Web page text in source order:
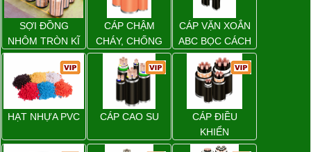
SỢI ĐỒNG
NHÔM TRÒN KĨ
THUẬT ĐIỆN
CÁP CHẬM
CHÁY, CHỐNG
CHÁY
CÁP VẶN XOẮN
ABC BỌC CÁCH
ĐIỆN XLPE
HẠT NHỰA PVC CÁP CAO SU
CÁP ĐIỀU
KHIỂN